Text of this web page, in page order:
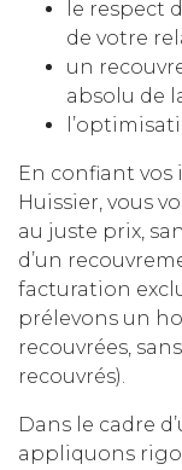
le respect
de votre
un
absolu de
En confiant
Huissier, vous
au juste prix,
d’un
facturation
prélevons un
recouvrées,
recouvrés).
Dans le cadre
appliquons